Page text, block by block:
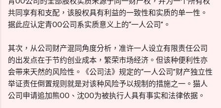
共同享有和支配，该股权具有利益的一致性和实质的单一性。
据此应认定青OO公司系实质意义上的“一人公司”。
其次，从公司财产混同角度分析，准许一人设立有限责任公司
的出发点在于节约创业成本，繁荣市场经济。但该种便利性亦
会带来天然的风险性。《公司法》规定的“一人公司”财产独立性
举证责任倒置规则就是对该种风险予以规制的措施之一。猫人
公司申请追加熊OO、沈OO为被执行人具有事实和法律依据。